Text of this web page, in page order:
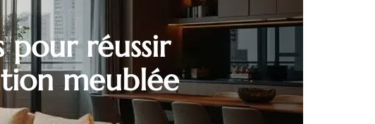
pour réussir
meublée